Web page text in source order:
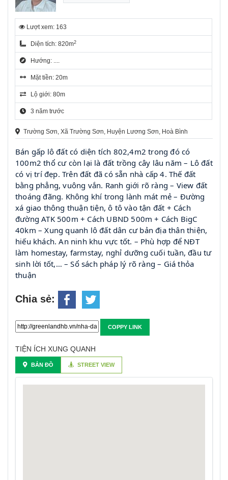
Lượt xem: 163
Diện tích: 820m2
Hướng: ....
Mặt tiền: 20m
Lộ giới: 80m
3 năm trước
Trường Sơn, Xã Trường Sơn, Huyện Lương Sơn, Hoà Bình
Bán gấp lô đất có diện tích 802,4m2 trong đó có
100m2 thổ cư còn lại là đất trồng cây lâu năm – Lô đất
có vị trí đẹp. Trên đất đã có sẵn nhà cấp 4. Thế đất
bằng phẳng, vuông vắn. Ranh giới rõ ràng – View đất
thoáng đãng. Không khí trong lành mát mẻ – Đường
xá giao thông thuận tiện, ô tô vào tận đất + Cách
đường ATK 500m + Cách UBND 500m + Cách BigC
40km – Xung quanh lô đất dân cư bản địa thân thiện,
hiếu khách. An ninh khu vực tốt. – Phù hợp để NĐT
làm homestay, farmstay, nghỉ dưỡng cuối tuần, đầu tư
sinh lời tốt,… – Sổ sách pháp lý rõ ràng – Giá thỏa
thuận
Chia sẻ:
COPPY LINK
TIỆN ÍCH XUNG QUANH
BẢN ĐỒ STREET VIEW